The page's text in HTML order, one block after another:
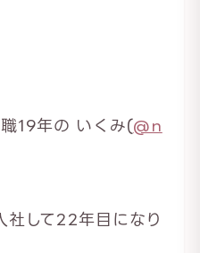
19年の いくみ(@n
して22年目になり